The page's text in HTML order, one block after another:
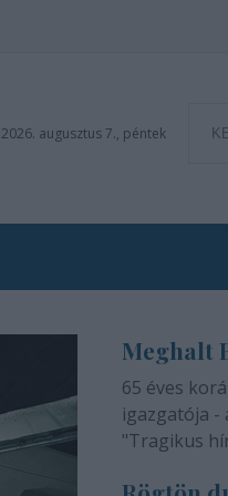
2026. augusztus 7., péntek
Meghalt
65 éves
igazgatója -
"Tragikus